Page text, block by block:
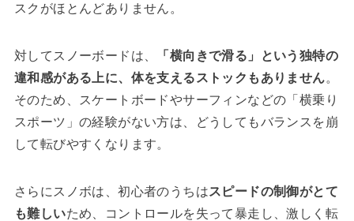
スクがほとんどありません。
対してスノーボードは、
「横向きで滑る」という独特の
違和感がある上に、体を支えるストックもありません。
そのため、スケートボードやサーフィンなどの「横乗り
スポーツ」の経験がない方は、どうしてもバランスを崩
して転びやすくなります。
さらにスノボは、初心者のうちはスピードの制御がとて
も難しいため、コントロールを失って暴走し、激しく転